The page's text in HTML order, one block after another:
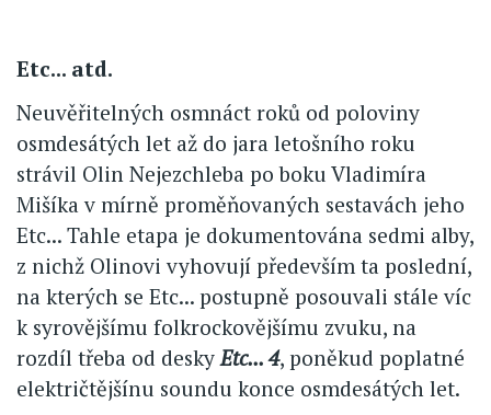
Etc... atd.
Neuvěřitelných osmnáct roků od poloviny
osmdesátých let až do jara letošního roku
strávil Olin Nejezchleba po boku Vladimíra
Mišíka v mírně proměňovaných sestavách jeho
Etc... Tahle etapa je dokumentována sedmi alby,
z nichž Olinovi vyhovují především ta poslední,
na kterých se Etc... postupně posouvali stále víc
k syrovějšímu folkrockovějšímu zvuku, na
rozdíl třeba od desky Etc... 4, poněkud poplatné
električtějšínu soundu konce osmdesátých let.